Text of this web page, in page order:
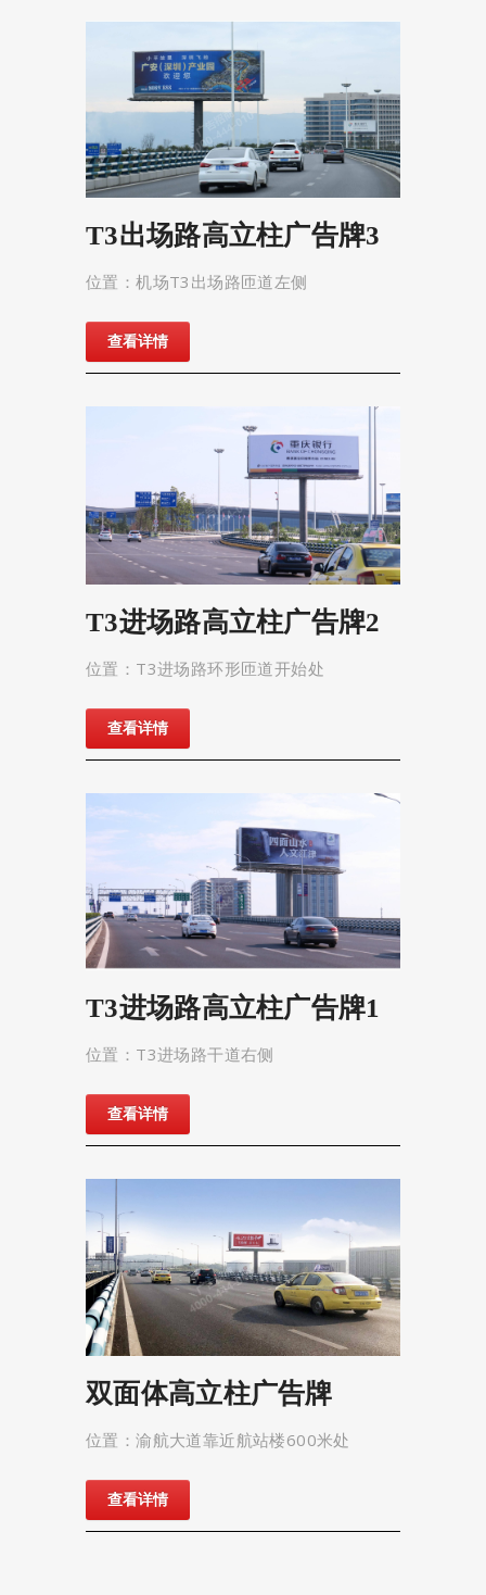
T3出场路高立柱广告牌3
位置：机场T3出场路匝道左侧
查看详情
T3进场路高立柱广告牌2
位置：T3进场路环形匝道开始处
查看详情
T3进场路高立柱广告牌1
位置：T3进场路干道右侧
查看详情
双面体高立柱广告牌
位置：渝航大道靠近航站楼600米处
查看详情